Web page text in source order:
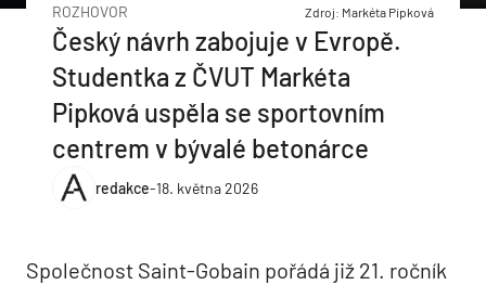
ROZHOVOR Zdroj: Markéta Pipková
Český návrh zabojuje v Evropě.
Studentka z ČVUT Markéta
Pipková uspěla se sportovním
centrem v bývalé betonárce
redakce-18. května 2026
Společnost Saint-Gobain pořádá již 21. ročník